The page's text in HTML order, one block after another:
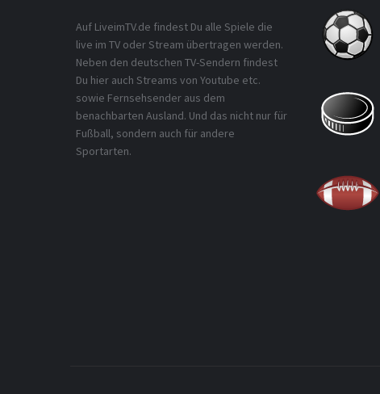
Auf LiveimTV.de findest Du alle Spiele die
live im TV oder Stream übertragen werden.
Neben den deutschen TV-Sendern findest
Du hier auch Streams von Youtube etc.
sowie Fernsehsender aus dem
benachbarten Ausland. Und das nicht nur für
Fußball, sondern auch für andere
Sportarten.